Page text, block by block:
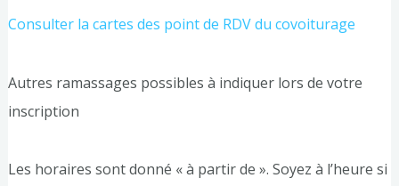
Consulter la cartes des point de RDV du covoiturage
Autres ramassages possibles à indiquer lors de votre
inscription
Les horaires sont donné « à partir de ». Soyez à l’heure si